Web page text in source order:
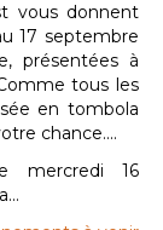
vous donnent
17 septembre
présentées à
tous les
en tombola
chance....
mercredi 16